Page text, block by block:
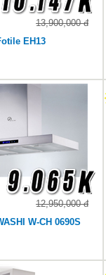
13,900,000 đ
EH13
12,950,000 đ
W-CH 0690S